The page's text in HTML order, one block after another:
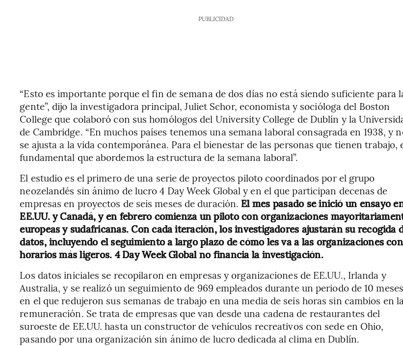
PUBLICIDAD
“Esto es importante porque el fin de semana de dos días no está siendo suficiente para
gente”, dijo la investigadora principal, Juliet Schor, economista y socióloga del Boston
College que colaboró con sus homólogos del University College de Dublín y la
de Cambridge. “En muchos países tenemos una semana laboral consagrada en 1938, y
se ajusta a la vida contemporánea. Para el bienestar de las personas que tienen trabajo,
fundamental que abordemos la estructura de la semana laboral”.
El estudio es el primero de una serie de proyectos piloto coordinados por el grupo
neozelandés sin ánimo de lucro 4 Day Week Global y en el que participan decenas de
empresas en proyectos de seis meses de duración. El mes pasado se inició un ensayo
EE.UU. y Canadá, y en febrero comienza un piloto con organizaciones
europeas y sudafricanas. Con cada iteración, los investigadores ajustarán su recogida
datos, incluyendo el seguimiento a largo plazo de cómo les va a las organizaciones con
horarios más ligeros. 4 Day Week Global no financia la investigación.
Los datos iniciales se recopilaron en empresas y organizaciones de EE.UU., Irlanda y
Australia, y se realizó un seguimiento de 969 empleados durante un periodo de 10 meses
en el que redujeron sus semanas de trabajo en una media de seis horas sin cambios en
remuneración. Se trata de empresas que van desde una cadena de restaurantes del
suroeste de EE.UU. hasta un constructor de vehículos recreativos con sede en Ohio,
pasando por una organización sin ánimo de lucro dedicada al clima en Dublín.